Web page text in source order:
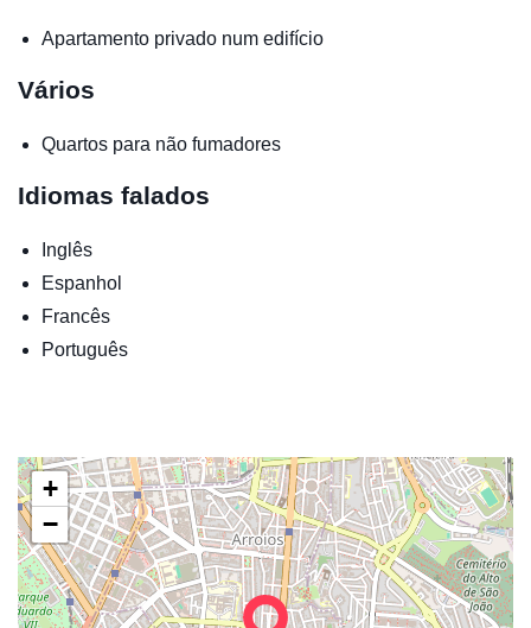
Apartamento privado num edifício
Vários
Quartos para não fumadores
Idiomas falados
Inglês
Espanhol
Francês
Português
+
−